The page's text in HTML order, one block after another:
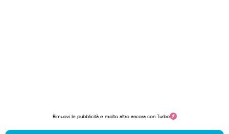
Rimuovi le pubblicità e molto altro ancora con Turbo